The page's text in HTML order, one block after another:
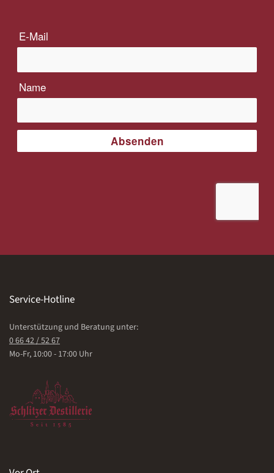
Service-Hotline
Unterstützung und Beratung unter:
0 66 42 / 52 67
Mo-Fr, 10:00 - 17:00 Uhr